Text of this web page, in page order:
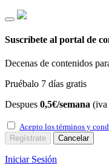
Suscríbete al portal de
Decenas de contenidos
Pruébalo 7 días gratis
Despues 0,5€/semana
Acepto los términos y
Regístrate
Cancelar
Iniciar Sesión